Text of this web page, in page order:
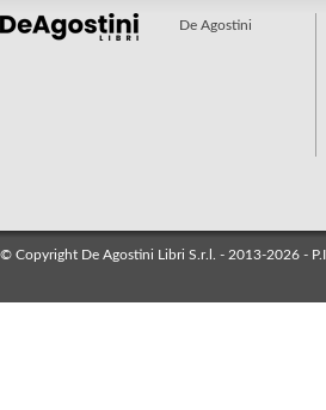
De Agostini
© Copyright De Agostini Libri S.r.l. - 2013-2026 -